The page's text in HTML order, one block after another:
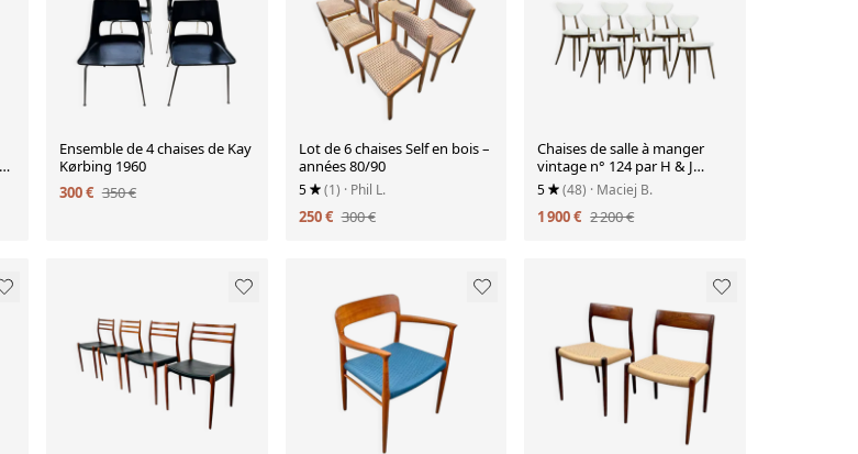
Ensemble de 4 chaises de Kay
Kørbing 1960
300 € 350 €
Lot de 6 chaises Self en bois –
années 80/90
5 (1) · Phil L.
250 € 300 €
Chaises de salle à manger
vintage n° 124 par H & J
Kurmanowicz, Pologne,
années 1950, ensemble de 6.
5 (48) · Maciej B.
1 900 € 2 200 €